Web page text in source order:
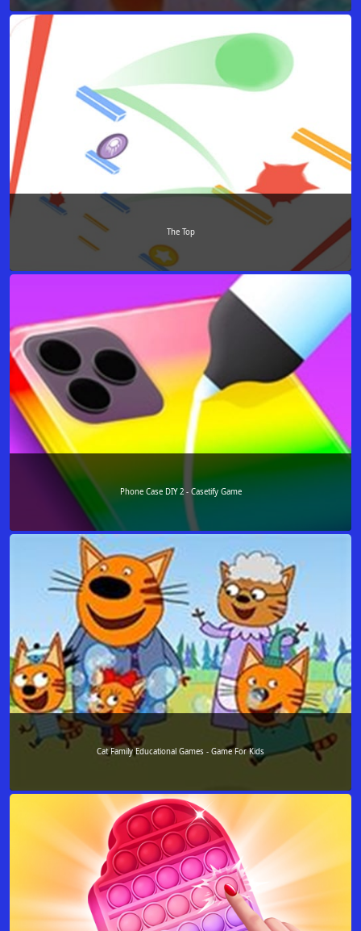
The Top
Phone Case DIY 2 - Casetify Game
Cat Family Educational Games - Game For Kids